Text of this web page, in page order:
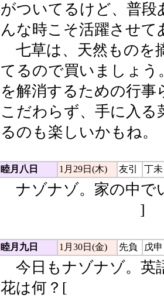
がついてるけど、普
んな時こそ活躍させて
七草は、天然ものを
てるので買いましょ
を解消するための行
こだわらず、手に入
るのも楽しいかもね。
睦月八日 1月29日(木) 友引 丁未
ナゾナゾ。家の中で
]
睦月九日 1月30日(金) 先負 戊申
今日もナゾナゾ。英
花は何？[